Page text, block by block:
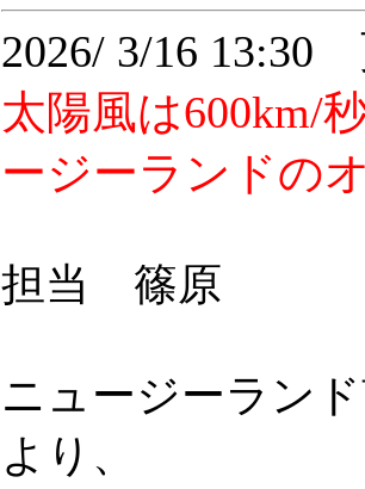
2026/ 3/16 13:30
太陽風は600km/
ージーランドの
担当 篠原
ニュージーラン
より、